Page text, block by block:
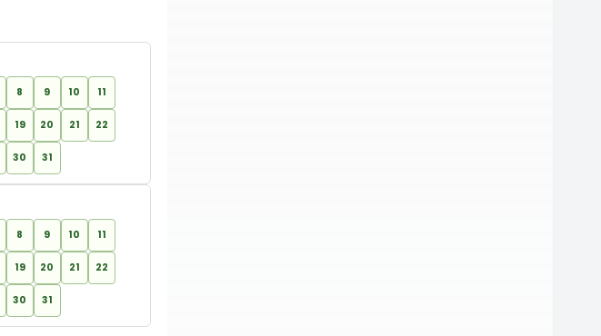
8 9 10 11
19 20 21 22
30 31
8 9 10 11
19 20 21 22
30 31